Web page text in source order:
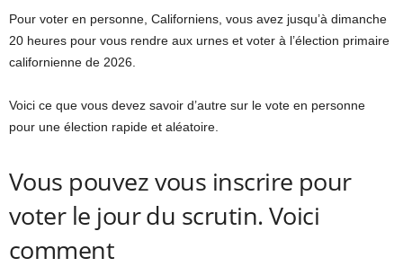
Pour voter en personne, Californiens, vous avez jusqu’à dimanche
20 heures pour vous rendre aux urnes et voter à l’élection primaire
californienne de 2026.
Voici ce que vous devez savoir d’autre sur le vote en personne
pour une élection rapide et aléatoire.
Vous pouvez vous inscrire pour
voter le jour du scrutin. Voici
comment